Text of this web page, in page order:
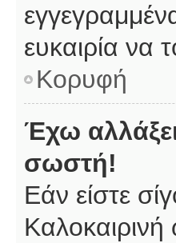
ευκαιρία να
Κορυφή
Έχω
σωστή!
Εάν είστε